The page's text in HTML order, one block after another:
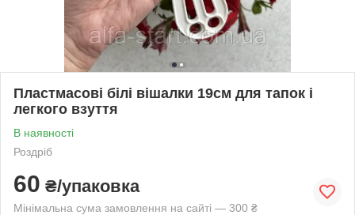
Пластмасові білі вішалки 19см для тапок і
легкого взуття
В наявності
Роздріб
60 ₴/упаковка
Мінімальна сума замовлення на сайті — 300 ₴